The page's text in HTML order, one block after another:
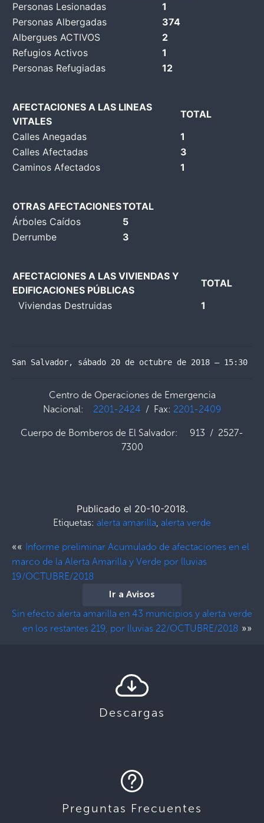
Personas Lesionadas
1
Personas Albergadas
374
Albergues ACTIVOS
2
Refugios Activos
1
Personas Refugiadas
12
AFECTACIONES A LAS LINEAS
VITALES
TOTAL
Calles Anegadas
1
Calles Afectadas
3
Caminos Afectados
1
OTRAS AFECTACIONESTOTAL
Árboles Caídos
5
Derrumbe
3
AFECTACIONES A LAS VIVIENDAS Y
EDIFICACIONES PÚBLICAS
TOTAL
Viviendas Destruidas
1
San Salvador, sábado 20 de octubre de 2018 – 15:30
Centro de Operaciones de Emergencia
Nacional: 2201-2424 / Fax: 2201-2409
Cuerpo de Bomberos de El Salvador: 913 / 2527-
7300
Publicado el 20-10-2018.
Etiquetas: alerta amarilla, alerta verde
«« Informe preliminar Acumulado de afectaciones en el
marco de la Alerta Amarilla y Verde por lluvias
19/OCTUBRE/2018
Ir a Avisos
Sin efecto alerta amarilla en 43 municipios y alerta verde
en los restantes 219, por lluvias 22/OCTUBRE/2018 »»
Descargas
Preguntas Frecuentes